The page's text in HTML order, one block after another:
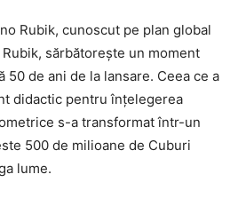
Rubik, cunoscut pe plan global
sărbătorește un moment
50 de ani de la lansare. Ceea ce a
didactic pentru înțelegerea
s-a transformat într-un
500 de milioane de Cuburi
lume.